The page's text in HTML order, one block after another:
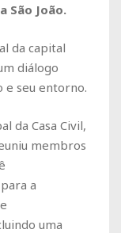
São João.
da capital
diálogo
e seu entorno.
da Casa Civil,
membros
a
uma